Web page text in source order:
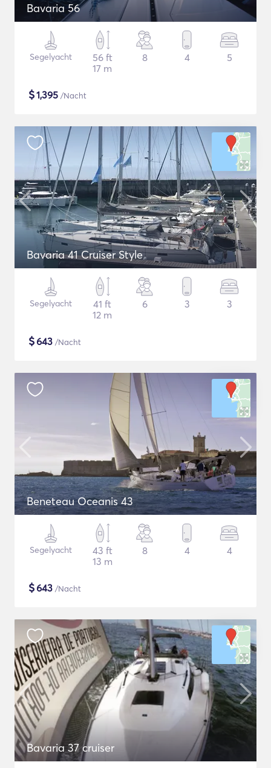
Bavaria 56
Segelyacht
56 ft
17 m
8 4 5
$1,395 /Nacht
Bavaria 41 Cruiser Style
Segelyacht
41 ft
12 m
6 3 3
$643 /Nacht
Beneteau Oceanis 43
Segelyacht
43 ft
13 m
8 4 4
$643 /Nacht
Bavaria 37 cruiser